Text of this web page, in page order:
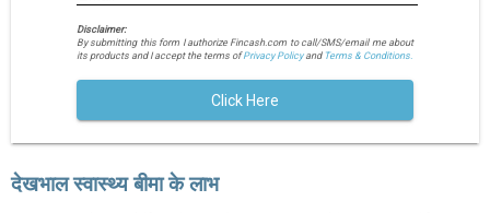
Disclaimer:
By submitting this form I authorize Fincash.com to call/SMS/email me about
its products and I accept the terms ofPrivacy Policyand Terms & Conditions.
Click Here
देखभाल स्वास्थ्य बीमा के लाभ